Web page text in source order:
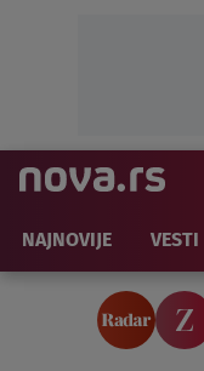
NAJNOVIJE VESTI